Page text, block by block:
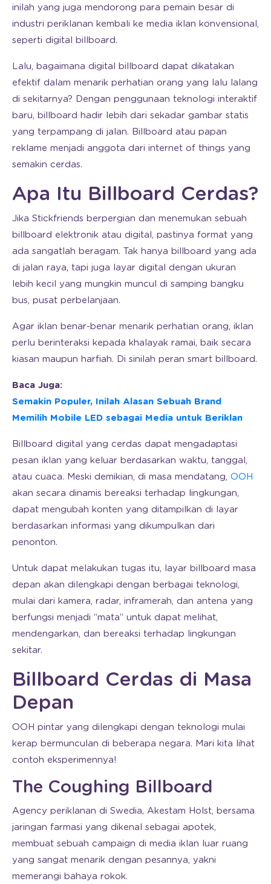
inilah yang juga mendorong para pemain besar di
industri periklanan kembali ke media iklan konvensional,
seperti digital billboard.
Lalu, bagaimana digital billboard dapat dikatakan
efektif dalam menarik perhatian orang yang lalu lalang
di sekitarnya? Dengan penggunaan teknologi interaktif
baru, billboard hadir lebih dari sekadar gambar statis
yang terpampang di jalan. Billboard atau papan
reklame menjadi anggota dari internet of things yang
semakin cerdas.
Apa Itu Billboard Cerdas?
Jika Stickfriends berpergian dan menemukan sebuah
billboard elektronik atau digital, pastinya format yang
ada sangatlah beragam. Tak hanya billboard yang ada
di jalan raya, tapi juga layar digital dengan ukuran
lebih kecil yang mungkin muncul di samping bangku
bus, pusat perbelanjaan.
Agar iklan benar-benar menarik perhatian orang, iklan
perlu berinteraksi kepada khalayak ramai, baik secara
kiasan maupun harfiah. Di sinilah peran smart billboard.
Baca Juga:
Semakin Populer, Inilah Alasan Sebuah Brand
Memilih Mobile LED sebagai Media untuk Beriklan
Billboard digital yang cerdas dapat mengadaptasi
pesan iklan yang keluar berdasarkan waktu, tanggal,
atau cuaca. Meski demikian, di masa mendatang, OOH
akan secara dinamis bereaksi terhadap lingkungan,
dapat mengubah konten yang ditampilkan di layar
berdasarkan informasi yang dikumpulkan dari
penonton.
Untuk dapat melakukan tugas itu, layar billboard masa
depan akan dilengkapi dengan berbagai teknologi,
mulai dari kamera, radar, inframerah, dan antena yang
berfungsi menjadi “mata” untuk dapat melihat,
mendengarkan, dan bereaksi terhadap lingkungan
sekitar.
Billboard Cerdas di Masa
Depan
OOH pintar yang dilengkapi dengan teknologi mulai
kerap bermunculan di beberapa negara. Mari kita lihat
contoh eksperimennya!
The Coughing Billboard
Agency periklanan di Swedia, Akestam Holst, bersama
jaringan farmasi yang dikenal sebagai apotek,
membuat sebuah campaign di media iklan luar ruang
yang sangat menarik dengan pesannya, yakni
memerangi bahaya rokok.